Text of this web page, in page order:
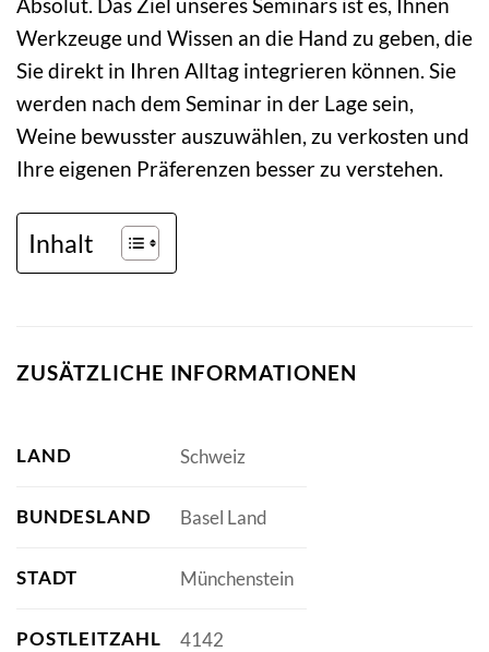
Werkzeuge und Wissen an die Hand zu geben, die
Sie direkt in Ihren Alltag integrieren können. Sie
werden nach dem Seminar in der Lage sein,
Weine bewusster auszuwählen, zu verkosten und
Ihre eigenen Präferenzen besser zu verstehen.
Inhalt
ZUSÄTZLICHE INFORMATIONEN
LAND Schweiz
BUNDESLAND Basel Land
STADT Münchenstein
POSTLEITZAHL 4142